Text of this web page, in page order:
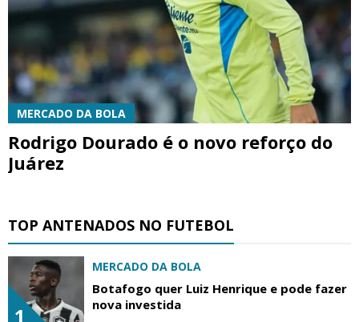
MERCADO DA BOLA
Rodrigo Dourado é o novo reforço do
Juárez
TOP ANTENADOS NO FUTEBOL
1
MERCADO DA BOLA
Botafogo quer Luiz Henrique e pode fazer
nova investida